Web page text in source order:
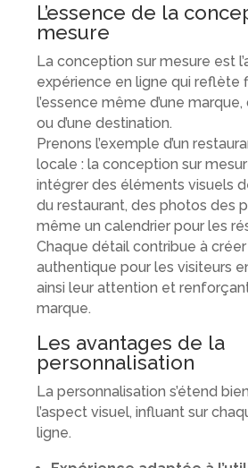
L’essence de la
mesure
La conception sur mesure est
expérience en ligne qui reflète
l’essence même d’une marque,
ou d’une destination.
Prenons l’exemple d’un
locale : la conception sur
intégrer des éléments visuels
du restaurant, des photos des
même un calendrier pour les
Chaque détail contribue à
authentique pour les visiteurs
ainsi leur attention et
marque.
Les avantages de la
personnalisation
La personnalisation s’étend
l’aspect visuel, influant sur
ligne.